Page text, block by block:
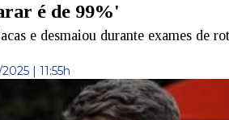
é de 99%'
e desmaiou durante exames de
2025 | 11:55h